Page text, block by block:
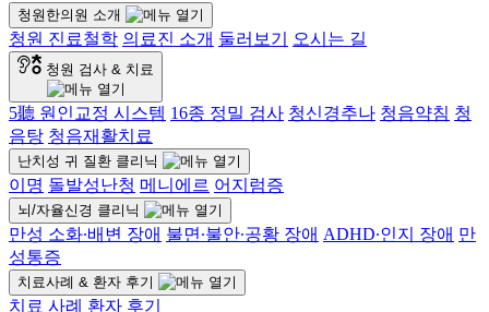
청원한의원 소개
청원 진료철학 의료진 소개 둘러보기 오시는 길
청원 검사 & 치료
5聽 원인교정 시스템 16종 정밀 검사 청신경추나 청음약침 청
음탕 청음재활치료
난치성 귀 질환 클리닉
이명 돌발성난청 메니에르 어지럼증
뇌/자율신경 클리닉
만성 소화∙배변 장애 불면∙불안∙공황 장애 ADHD∙인지 장애 만
성통증
치료사례 & 환자 후기
치료 사례 환자 후기